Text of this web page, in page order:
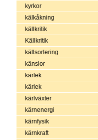
kyrkor
kälkåkning
källkritik
Källkritik
källsortering
känslor
kärlek
kärlek
kärlväxter
kärnenergi
kärnfysik
kärnkraft